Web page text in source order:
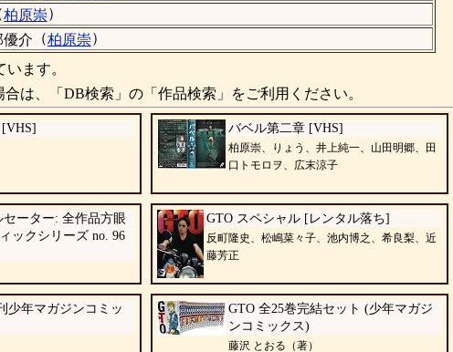
柏原崇）
優介 （柏原崇）
ます。
は、「DB検索」の「作品検索」をご利用ください。
バベル第二章 [VHS]
柏原崇、りょう、井上純一、山田明郷、田
口トモロヲ、広末涼子
ーター: 全作品方眼
ックシリーズ no. 96
GTO スペシャル [レンタル落ち]
反町隆史、松嶋菜々子、池内博之、希良梨、近
藤芳正
少年マガジンコミッ
GTO 全25巻完結セット (少年マガジ
ンコミックス)
藤沢 とおる（著）